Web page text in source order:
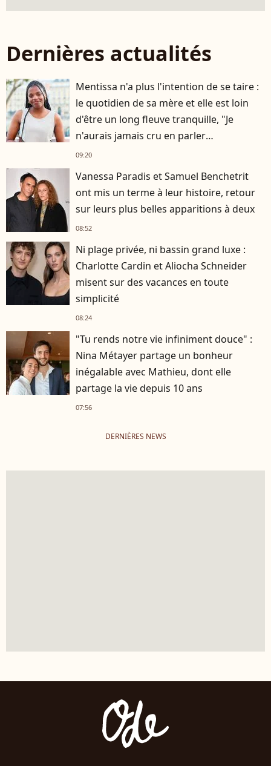
Dernières actualités
Mentissa n'a plus l'intention de se taire :
le quotidien de sa mère et elle est loin
d'être un long fleuve tranquille, "Je
n'aurais jamais cru en parler
publiquement"
09:20
Vanessa Paradis et Samuel Benchetrit
ont mis un terme à leur histoire, retour
sur leurs plus belles apparitions à deux
08:52
Ni plage privée, ni bassin grand luxe :
Charlotte Cardin et Aliocha Schneider
misent sur des vacances en toute
simplicité
08:24
"Tu rends notre vie infiniment douce" :
Nina Métayer partage un bonheur
inégalable avec Mathieu, dont elle
partage la vie depuis 10 ans
07:56
DERNIÈRES NEWS